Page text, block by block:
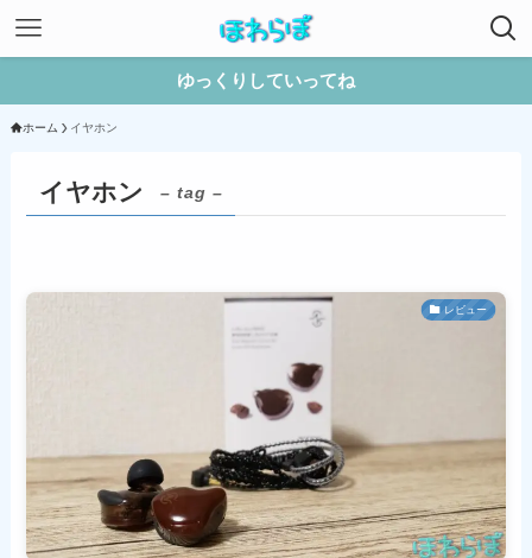
ゆっくりしていってね
ホーム イヤホン
イヤホン – tag –
レビュー